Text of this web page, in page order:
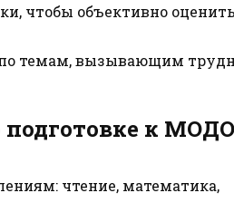
чтобы объективно оценить
по темам, вызывающим
подготовке к МОДО
чтение, математика,